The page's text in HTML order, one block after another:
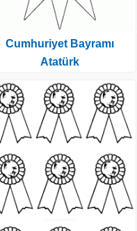
Cumhuriyet Bayramı
Atatürk